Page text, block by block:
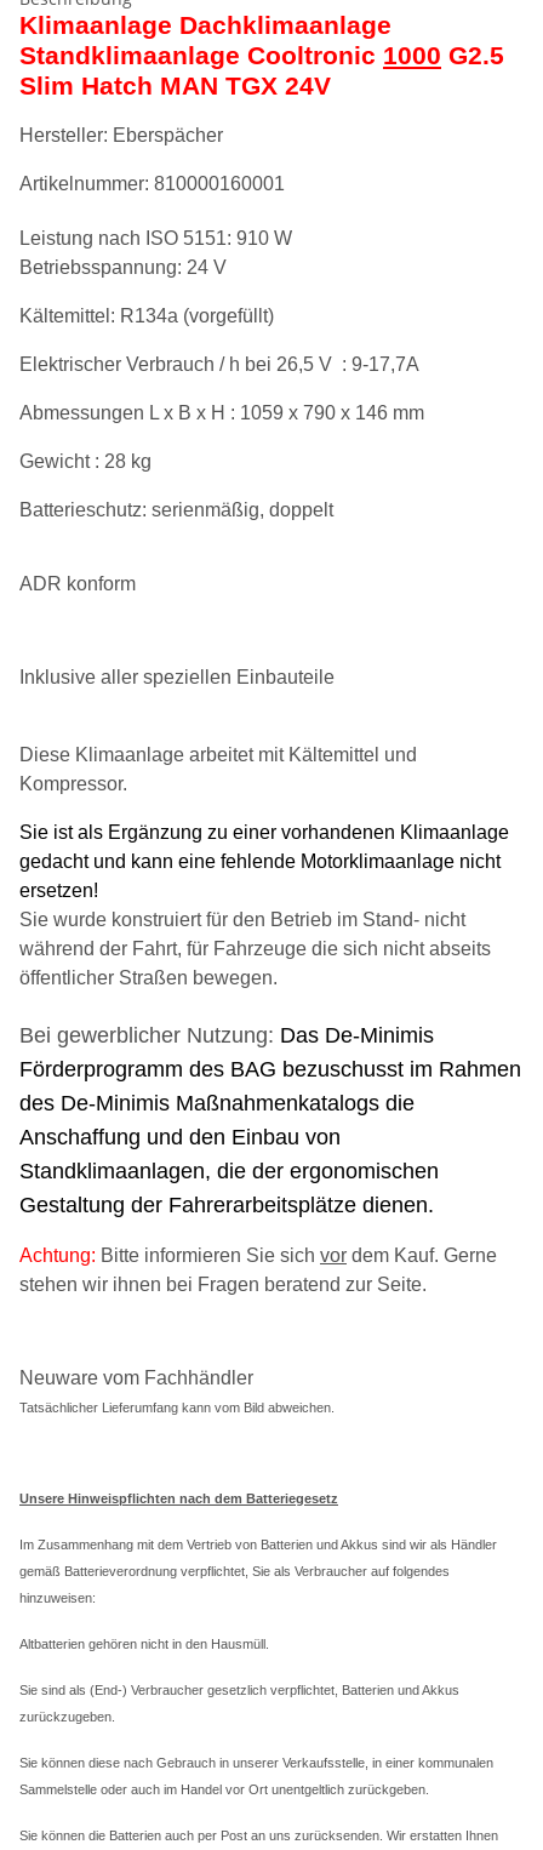
Klimaanlage Dachklimaanlage
Standklimaanlage Cooltronic 1000 G2.5
Slim Hatch MAN TGX 24V
Hersteller: Eberspächer
Artikelnummer: 810000160001
Leistung nach ISO 5151: 910 W
Betriebsspannung: 24 V
Kältemittel: R134a (vorgefüllt)
Elektrischer Verbrauch / h bei 26,5 V : 9-17,7A
Abmessungen L x B x H : 1059 x 790 x 146 mm
Gewicht : 28 kg
Batterieschutz: serienmäßig, doppelt
ADR konform
Inklusive aller speziellen Einbauteile
Diese Klimaanlage arbeitet mit Kältemittel und
Kompressor.
Sie ist als Ergänzung zu einer vorhandenen Klimaanlage
gedacht und kann eine fehlende Motorklimaanlage nicht
ersetzen!
Sie wurde konstruiert für den Betrieb im Stand- nicht
während der Fahrt, für Fahrzeuge die sich nicht abseits
öffentlicher Straßen bewegen.
Bei gewerblicher Nutzung: Das De-Minimis
Förderprogramm des BAG bezuschusst im Rahmen
des De-Minimis Maßnahmenkatalogs die
Anschaffung und den Einbau von
Standklimaanlagen, die der ergonomischen
Gestaltung der Fahrerarbeitsplätze dienen.
Achtung: Bitte informieren Sie sich vor dem Kauf. Gerne
stehen wir ihnen bei Fragen beratend zur Seite.
Neuware vom Fachhändler
Tatsächlicher Lieferumfang kann vom Bild abweichen.
Unsere Hinweispflichten nach dem Batteriegesetz
Im Zusammenhang mit dem Vertrieb von Batterien und Akkus sind wir als Händler
gemäß Batterieverordnung verpflichtet, Sie als Verbraucher auf folgendes
hinzuweisen:
Altbatterien gehören nicht in den Hausmüll.
Sie sind als (End-) Verbraucher gesetzlich verpflichtet, Batterien und Akkus
zurückzugeben.
Sie können diese nach Gebrauch in unserer Verkaufsstelle, in einer kommunalen
Sammelstelle oder auch im Handel vor Ort unentgeltlich zurückgeben.
Sie können die Batterien auch per Post an uns zurücksenden. Wir erstatten Ihnen